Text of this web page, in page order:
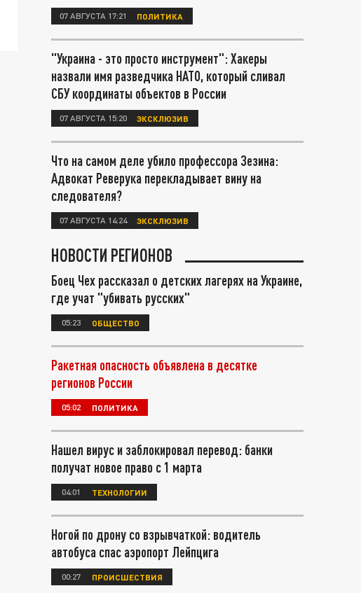
07 АВГУСТА 17:21 ПОЛИТИКА
"Украина - это просто инструмент": Хакеры
назвали имя разведчика НАТО, который сливал
СБУ координаты объектов в России
07 АВГУСТА 15:20 ЭКСКЛЮЗИВ
Что на самом деле убило профессора Зезина:
Адвокат Реверука перекладывает вину на
следователя?
07 АВГУСТА 14:24 ЭКСКЛЮЗИВ
НОВОСТИ РЕГИОНОВ
Боец Чех рассказал о детских лагерях на Украине,
где учат "убивать русских"
05:23 ОБЩЕСТВО
Ракетная опасность объявлена в десятке
регионов России
05:02 ПОЛИТИКА
Нашел вирус и заблокировал перевод: банки
получат новое право с 1 марта
04:01 ТЕХНОЛОГИИ
Ногой по дрону со взрывчаткой: водитель
автобуса спас аэропорт Лейпцига
00:27 ПРОИСШЕСТВИЯ